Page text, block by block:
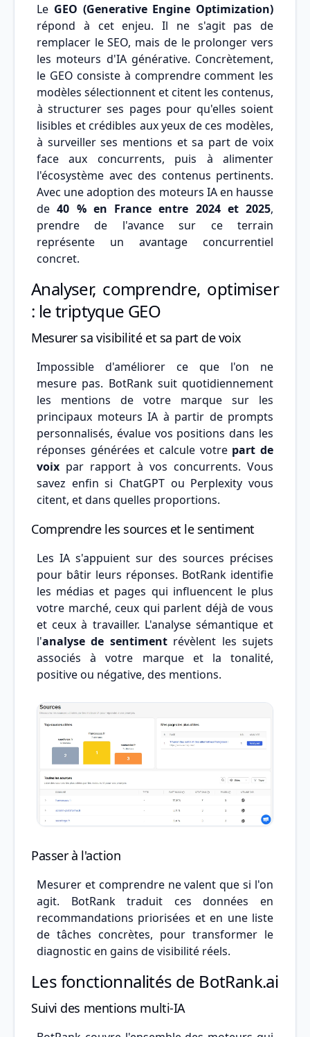
Le GEO (Generative Engine Optimization)
répond à cet enjeu. Il ne s'agit pas de
remplacer le SEO, mais de le prolonger vers
les moteurs d'IA générative. Concrètement,
le GEO consiste à comprendre comment les
modèles sélectionnent et citent les contenus,
à structurer ses pages pour qu'elles soient
lisibles et crédibles aux yeux de ces modèles,
à surveiller ses mentions et sa part de voix
face aux concurrents, puis à alimenter
l'écosystème avec des contenus pertinents.
Avec une adoption des moteurs IA en hausse
de40 % en France entre 2024 et 2025,
prendre de l'avance sur ce terrain
représente un avantage concurrentiel
concret.
Analyser, comprendre, optimiser
: le triptyque GEO
Mesurer sa visibilité et sa part de voix
Impossible d'améliorer ce que l'on ne
mesure pas. BotRank suit quotidiennement
les mentions de votre marque sur les
principaux moteurs IA à partir de prompts
personnalisés, évalue vos positions dans les
réponses générées et calcule votre part de
voix par rapport à vos concurrents. Vous
savez enfin si ChatGPT ou Perplexity vous
citent, et dans quelles proportions.
Comprendre les sources et le sentiment
Les IA s'appuient sur des sources précises
pour bâtir leurs réponses. BotRank identifie
les médias et pages qui influencent le plus
votre marché, ceux qui parlent déjà de vous
et ceux à travailler. L'analyse sémantique et
l'analyse de sentimentrévèlent les sujets
associés à votre marque et la tonalité,
positive ou négative, des mentions.
Passer à l'action
Mesurer et comprendre ne valent que si l'on
agit. BotRank traduit ces données en
recommandations priorisées et en une liste
de tâches concrètes, pour transformer le
diagnostic en gains de visibilité réels.
Les fonctionnalités de BotRank.ai
Suivi des mentions multi-IA